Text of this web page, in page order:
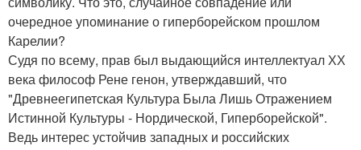
очередное упоминание о гиперборейском прошлом
Карелии?
Судя по всему, прав был выдающийся интеллектуал ХХ
века философ Рене генон, утверждавший, что
"Древнеегипетская Культура Была Лишь Отражением
Истинной Культуры - Нордической, Гиперборейской".
Ведь интерес устойчив западных и российских